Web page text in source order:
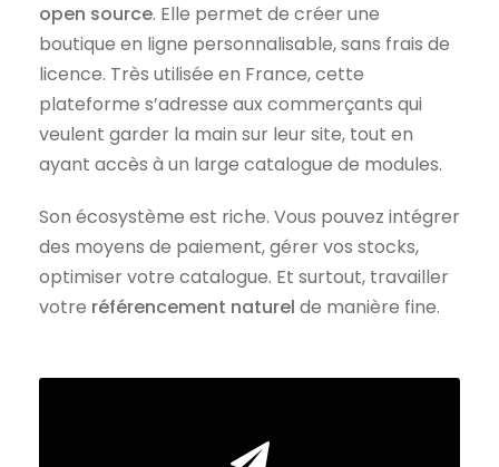
open source. Elle permet de créer une
boutique en ligne personnalisable, sans frais de
licence. Très utilisée en France, cette
plateforme s’adresse aux commerçants qui
veulent garder la main sur leur site, tout en
ayant accès à un large catalogue de modules.
Son écosystème est riche. Vous pouvez intégrer
des moyens de paiement, gérer vos stocks,
optimiser votre catalogue. Et surtout, travailler
votre référencement naturel de manière fine.